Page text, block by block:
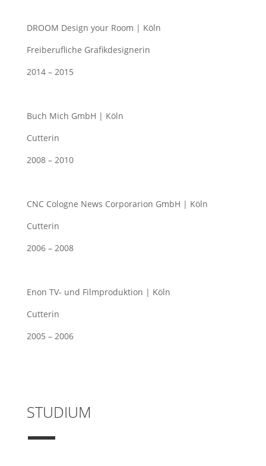
DROOM Design your Room | Köln
Freiberufliche Grafikdesignerin
2014 – 2015
Buch Mich GmbH | Köln
Cutterin
2008 – 2010
CNC Cologne News Corporarion GmbH | Köln
Cutterin
2006 – 2008
Enon TV- und Filmproduktion | Köln
Cutterin
2005 – 2006
STUDIUM
—